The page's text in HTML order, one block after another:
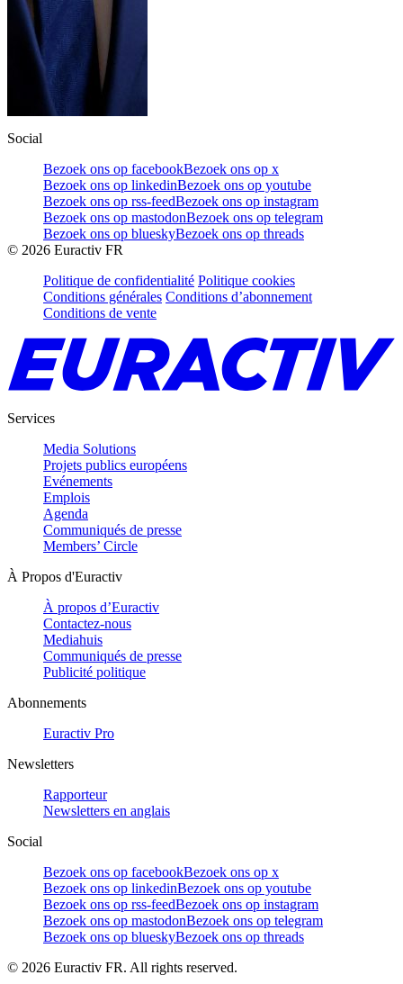
Social
Bezoek ons op facebookBezoek ons op x
Bezoek ons op linkedinBezoek ons op youtube
Bezoek ons op rss-feedBezoek ons op instagram
Bezoek ons op mastodonBezoek ons op telegram
Bezoek ons op blueskyBezoek ons op threads
© 2026 Euractiv FR
Politique de confidentialité Politique cookies
Conditions générales Conditions d’abonnement
Conditions de vente
Services
Media Solutions
Projets publics européens
Evénements
Emplois
Agenda
Communiqués de presse
Members’ Circle
À Propos d'Euractiv
À propos d’Euractiv
Contactez-nous
Mediahuis
Communiqués de presse
Publicité politique
Abonnements
Euractiv Pro
Newsletters
Rapporteur
Newsletters en anglais
Social
Bezoek ons op facebookBezoek ons op x
Bezoek ons op linkedinBezoek ons op youtube
Bezoek ons op rss-feedBezoek ons op instagram
Bezoek ons op mastodonBezoek ons op telegram
Bezoek ons op blueskyBezoek ons op threads
© 2026 Euractiv FR. All rights reserved.